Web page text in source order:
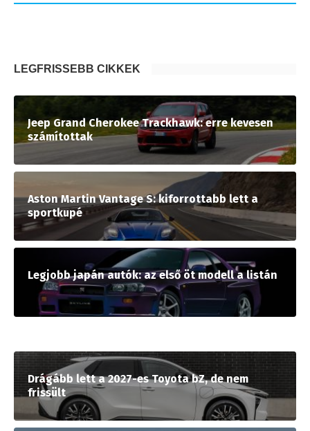
LEGFRISSEBB CIKKEK
Jeep Grand Cherokee Trackhawk: erre kevesen
számítottak
Aston Martin Vantage S: kiforrottabb lett a
sportkupé
Legjobb japán autók: az első öt modell a listán
Drágább lett a 2027-es Toyota bZ, de nem
frissült